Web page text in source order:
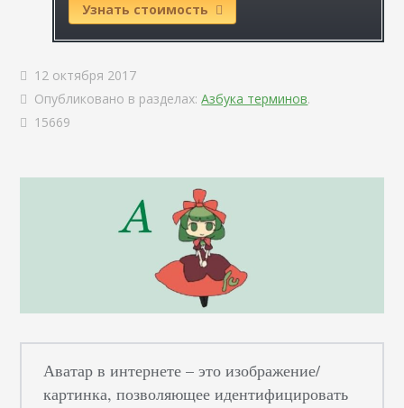
Узнать стоимость
12 октября 2017
Опубликовано в разделах: Азбука терминов.
15669
Аватар в интернете – это изображение/
картинка, позволяющее идентифицировать